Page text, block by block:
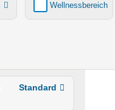
Wellnessbereich
Standard